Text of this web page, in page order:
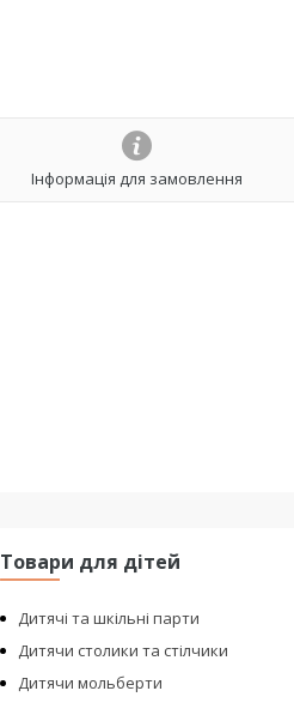
Інформація для замовлення
Товари для дітей
Дитячі та шкільні парти
Дитячи столики та стілчики
Дитячи мольберти